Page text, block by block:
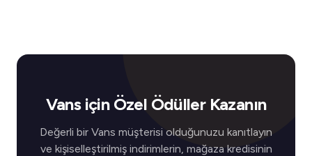
Vans için Özel Ödüller Kazanın
Değerli bir Vans müşterisi olduğunuzu kanıtlayın
ve kişiselleştirilmiş indirimlerin, mağaza kredisinin